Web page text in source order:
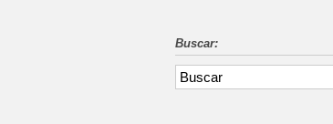
Buscar: